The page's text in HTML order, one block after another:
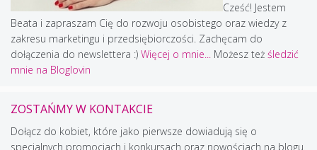
Cześć! Jestem
Beata i zapraszam Cię do rozwoju osobistego oraz wiedzy z
zakresu marketingu i przedsiębiorczości. Zachęcam do
dołączenia do newslettera :) Więcej o mnie... Możesz też śledzić
mnie na Bloglovin
ZOSTAŃMY W KONTAKCIE
Dołącz do kobiet, które jako pierwsze dowiadują się o
specjalnych promocjach i konkursach oraz nowościach na blogu.